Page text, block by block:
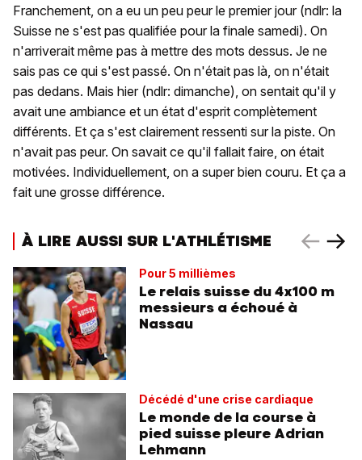
Franchement, on a eu un peu peur le premier jour (ndlr: la
Suisse ne s'est pas qualifiée pour la finale samedi). On
n'arriverait même pas à mettre des mots dessus. Je ne
sais pas ce qui s'est passé. On n'était pas là, on n'était
pas dedans. Mais hier (ndlr: dimanche), on sentait qu'il y
avait une ambiance et un état d'esprit complètement
différents. Et ça s'est clairement ressenti sur la piste. On
n'avait pas peur. On savait ce qu'il fallait faire, on était
motivées. Individuellement, on a super bien couru. Et ça a
fait une grosse différence.
À LIRE AUSSI SUR L'ATHLÉTISME
Pour 5 millièmes
Le relais suisse du 4x100 m
messieurs a échoué à
Nassau
Décédé d'une crise cardiaque
Le monde de la course à
pied suisse pleure Adrian
Lehmann